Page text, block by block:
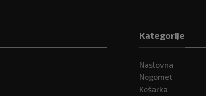
Kategorije
Naslovna
Nogomet
Košarka